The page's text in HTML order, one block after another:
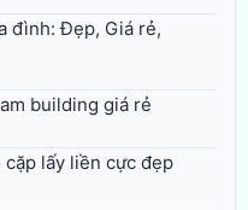
đình: Đẹp, Giá rẻ,
building giá rẻ
lấy liền cực đẹp